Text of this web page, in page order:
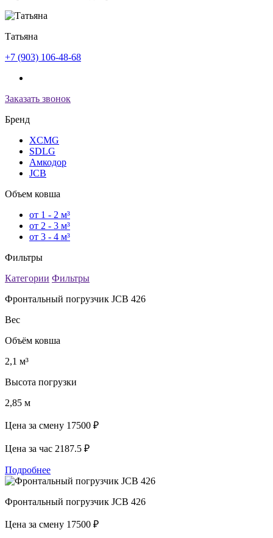
Татьяна
+7 (903) 106-48-68
Заказать звонок
Бренд
XCMG
SDLG
Амкодор
JCB
Объем ковша
от 1 - 2 м³
от 2 - 3 м³
от 3 - 4 м³
Фильтры
Категории Фильтры
Фронтальный погрузчик JCB 426
Вес
Объём ковша
2,1 м³
Высота погрузки
2,85 м
Цена за смену 17500 ₽
Цена за час 2187.5 ₽
Подробнее
Фронтальный погрузчик JCB 426
Цена за смену 17500 ₽